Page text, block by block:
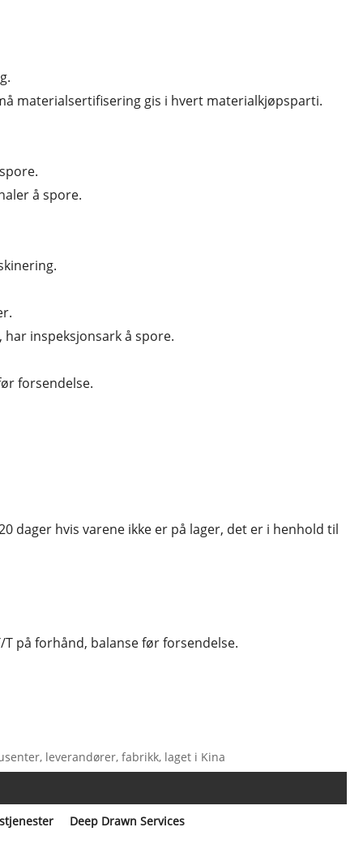
materialsertifisering gis i hvert materialkjøpsparti.
å spore.
inspeksjonsark å spore.
forsendelse.
dager hvis varene ikke er på lager, det er i henhold til
T på forhånd, balanse før forsendelse.
leverandører, fabrikk, laget i Kina
Deep Drawn Services